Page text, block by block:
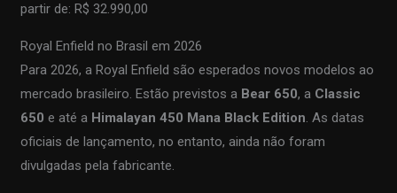
partir de: R$ 32.990,00
Royal Enfield no Brasil em 2026
Para 2026, a Royal Enfield são esperados novos modelos ao
mercado brasileiro. Estão previstos a Bear 650, a Classic
650 e até a Himalayan 450 Mana Black Edition. As datas
oficiais de lançamento, no entanto, ainda não foram
divulgadas pela fabricante.